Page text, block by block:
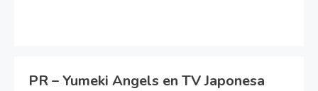
PR – Yumeki Angels en TV Japonesa